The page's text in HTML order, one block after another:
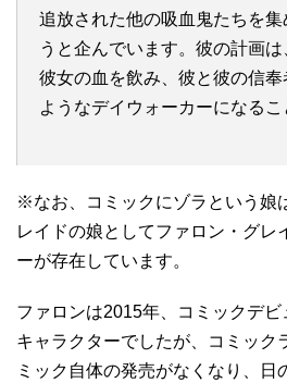
追放された他の吸血鬼たちを
うと企んでいます。彼の計画
彼女の血を飲み、彼と彼の信
ようなデイウォーカーになるこ
※なお、コミックにゾラという娘
レイドの娘としてファロン・グレ
ーが存在しています。
ファロンは2015年、コミックデ
キャラクターでしたが、コミック
ミック自体の発売がなくなり、日